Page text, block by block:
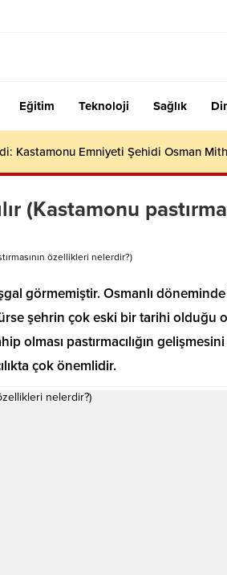
Eğitim Teknoloji Sağlık
Kastamonu Emniyeti Şehidi Osman
(Kastamonu
özellikleri nelerdir?)
görmemiştir. Osmanlı döneminde
şehrin çok eski bir tarihi olduğu
olması pastırmacılığın gelişmesini
çok önemlidir.